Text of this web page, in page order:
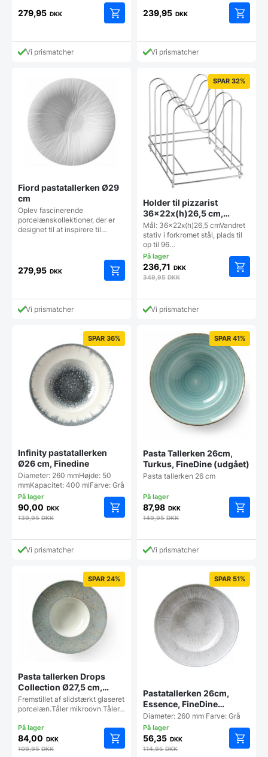
279,95 DKK
Vi prismatcher
239,95 DKK
Vi prismatcher
Fiord pastatallerken Ø29
cm
Oplev fascinerende
porcelænskollektioner, der er
designet til at inspirere til…
279,95 DKK
Vi prismatcher
SPAR 32%
Holder til pizzarist
36x22x(h)26,5 cm,
Gimetal
Mål: 36x22x(h)26,5 cmVandret
stativ i forkromet stål, plads til
op til 96…
236,71 DKK
349,95DKK
Vi prismatcher
SPAR 36%
Infinity pastatallerken
Ø26 cm, Finedine
Diameter: 260 mmHøjde: 50
mmKapacitet: 400 mlFarve: Grå
90,00 DKK
139,95DKK
Vi prismatcher
SPAR 41%
Pasta Tallerken 26cm,
Turkus, FineDine (udgået)
Pasta tallerken 26 cm
87,98 DKK
149,95DKK
Vi prismatcher
SPAR 24%
Pasta tallerken Drops
Collection Ø27,5 cm,
Hendi
Fremstillet af slidstærkt glaseret
porcelæn.Tåler mikroovn.Tåler…
84,00 DKK
109,95DKK
SPAR 51%
Pastatallerken 26cm,
Essence, FineDine
(udgået)
Diameter: 260 mm Farve: Grå
56,35 DKK
114,95DKK